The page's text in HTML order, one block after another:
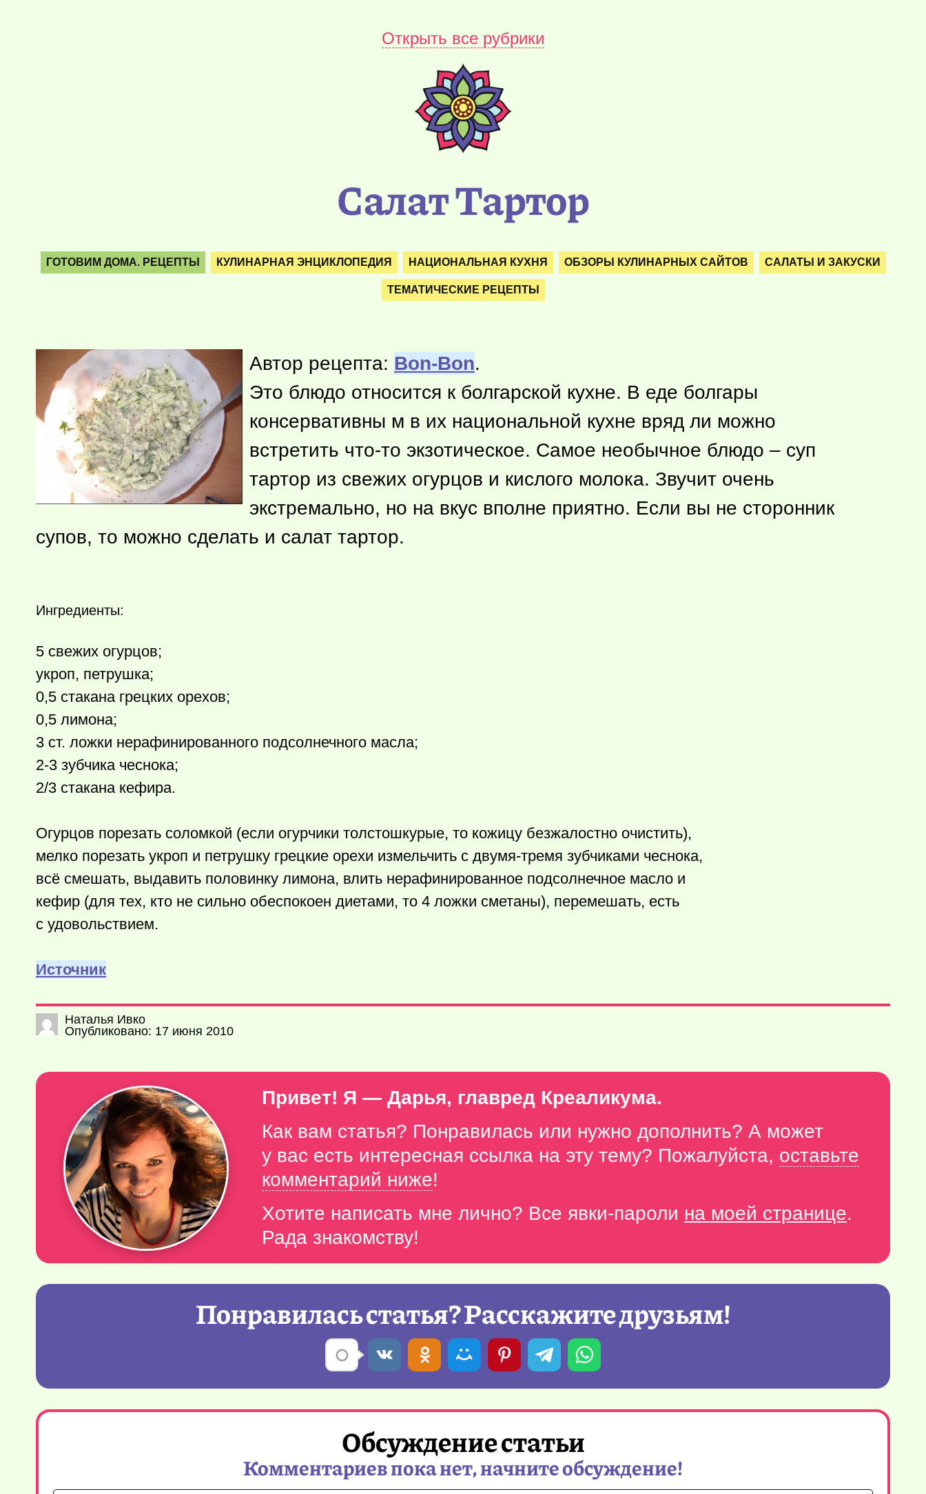
Открыть все рубрики
Салат Тартор
ГОТОВИМ ДОМА. РЕЦЕПТЫ КУЛИНАРНАЯ ЭНЦИКЛОПЕДИЯ НАЦИОНАЛЬНАЯ КУХНЯ ОБЗОРЫ КУЛИНАРНЫХ САЙТОВ САЛАТЫ И ЗАКУСКИ
ТЕМАТИЧЕСКИЕ РЕЦЕПТЫ
Автор рецепта: Bon-Bon.
Это блюдо относится к болгарской кухне. В еде болгары
консервативны м в их национальной кухне вряд ли можно
встретить что-то экзотическое. Самое необычное блюдо – суп
тартор из свежих огурцов и кислого молока. Звучит очень
экстремально, но на вкус вполне приятно. Если вы не сторонник
супов, то можно сделать и салат тартор.
Ингредиенты:
5 свежих огурцов;
укроп, петрушка;
0,5 стакана грецких орехов;
0,5 лимона;
3 ст. ложки нерафинированного подсолнечного масла;
2-3 зубчика чеснока;
2/3 стакана кефира.
Огурцов порезать соломкой (если огурчики толстошкурые, то кожицу безжалостно очистить),
мелко порезать укроп и петрушку грецкие орехи измельчить с двумя-тремя зубчиками чеснока,
всё смешать, выдавить половинку лимона, влить нерафинированное подсолнечное масло и
кефир (для тех, кто не сильно обеспокоен диетами, то 4 ложки сметаны), перемешать, есть
с удовольствием.
Источник
Наталья Ивко
Опубликовано: 17 июня 2010
Привет! Я — Дарья, главред Креаликума.
Как вам статья? Понравилась или нужно дополнить? А может
у вас есть интересная ссылка на эту тему? Пожалуйста, оставьте
комментарий ниже!
Хотите написать мне лично? Все явки-пароли на моей странице.
Рада знакомству!
Понравилась статья? Расскажите друзьям!
Обсуждение статьи
Комментариев пока нет, начните обсуждение!